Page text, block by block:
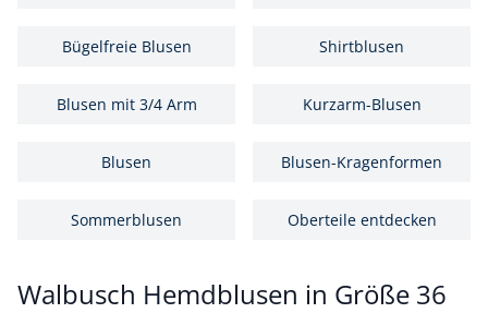
Bügelfreie Blusen Shirtblusen
Blusen mit 3/4 Arm Kurzarm-Blusen
Blusen Blusen-Kragenformen
Sommerblusen Oberteile entdecken
Walbusch Hemdblusen in Größe 36